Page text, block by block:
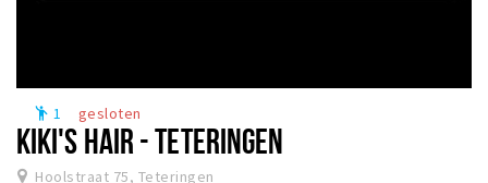
emoji_people 1 gesloten
KIKI'S HAIR - TETERINGEN
Hoolstraat 75, Teteringen